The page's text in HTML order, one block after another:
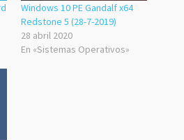
Windows 10 PE Gandalf x64
Redstone 5 (28-7-2019)
28 abril 2020
En «Sistemas Operativos»